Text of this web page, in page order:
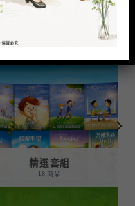
精選套組
18 商品